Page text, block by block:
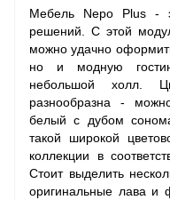
Мебель Nepo Plus -
решений. С этой
можно удачно
но и модную
небольшой холл.
разнообразна -
белый с дубом
такой широкой
коллекции в
Стоит выделить
оригинальные лава и